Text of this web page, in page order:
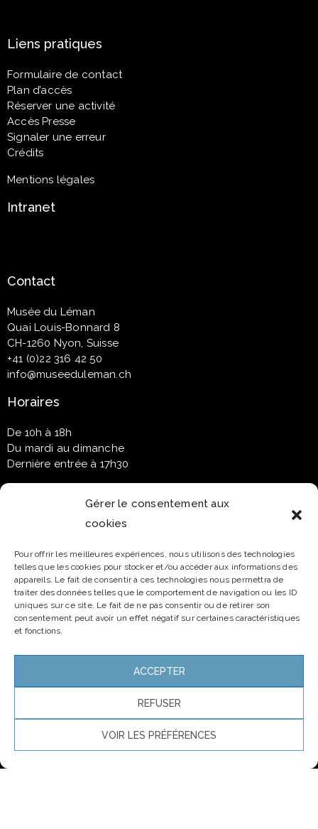
Gérer le consentement aux
cookies
Pour offrir les meilleures expériences, nous utilisons des technologies
telles que les cookies pour stocker et/ou accéder aux informations des
appareils. Le fait de consentir à ces technologies nous permettra de
traiter des données telles que le comportement de navigation ou les ID
uniques sur ce site. Le fait de ne pas consentir ou de retirer son
consentement peut avoir un effet négatif sur certaines caractéristiques
et fonctions.
ACCEPTER
REFUSER
VOIR LES PRÉFÉRENCES
Liens pratiques
Formulaire de contact
Plan d’accès
Réserver une activité
Accès Presse
Signaler une erreur
Crédits
Mentions légales
Intranet
Contact
Musée du Léman
Quai Louis-Bonnard 8
CH-1260 Nyon, Suisse
+41 (0)22 316 42 50
info@museeduleman.ch
Horaires
De 10h à 18h
Du mardi au dimanche
Dernière entrée à 17h30
Email*
Nom